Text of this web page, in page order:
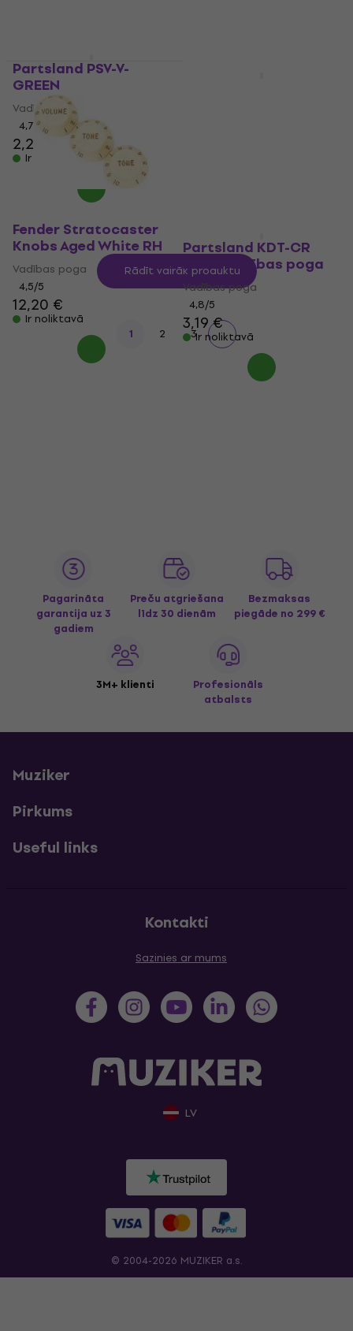
Partsland PSV-V-
GREEN
Vadības poga
4,7/5
2,29 €
Ir noliktavā
Fender Stratocaster
Knobs Aged White RH
Vadības poga
4,5/5
12,20 €
Ir noliktavā
Partsland KDT-CR
Black Vadības poga
Vadības poga
4,8/5
3,19 €
Ir noliktavā
Rādīt vairāk produktu
1 2 3
Pagarināta
garantija uz 3
gadiem
Preču atgriešana
līdz 30 dienām
Bezmaksas
piegāde no 299 €
3M+ klienti
Profesionāls
atbalsts
Muziker
Pirkums
Useful links
Kontakti
Sazinies ar mums
LV
© 2004-2026 MUZIKER a.s.